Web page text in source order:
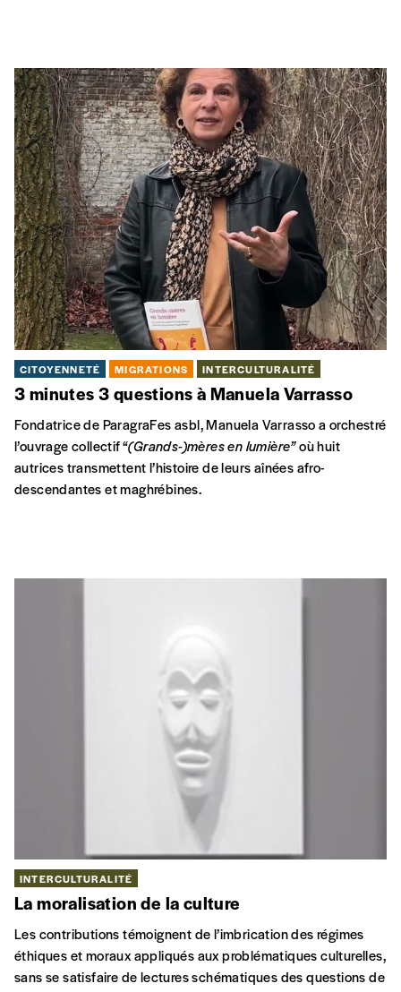
CITOYENNETÉ MIGRATIONS INTERCULTURALITÉ
3 minutes 3 questions à Manuela Varrasso
Fondatrice de ParagraFes asbl, Manuela Varrasso a orchestré
l’ouvrage collectif “(Grands-)mères en lumière”où huit
autrices transmettent l’histoire de leurs aînées afro-
descendantes et maghrébines.
INTERCULTURALITÉ
La moralisation de la culture
Les contributions témoignent de l’imbrication des régimes
éthiques et moraux appliqués aux problématiques culturelles,
sans se satisfaire de lectures schématiques des questions de